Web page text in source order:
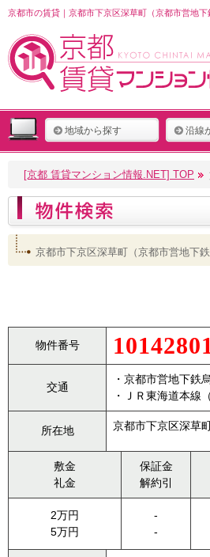
京都市の賃貸｜京都市下京区深草町（京都市営地
地域から探す 沿線
[京都 賃貸マンション情報.NET] TOP
京都市下京区深草町（京都市営地下
物件番号
交通
・京都市営地下鉄
・ＪＲ東海道本線
所在地 京都市下京区深草
敷金
礼金
保証金
解約引
2万円
5万円
-
-